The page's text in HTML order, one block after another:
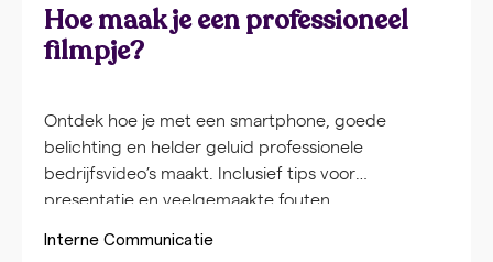
Hoe maak je een professioneel
filmpje?
Ontdek hoe je met een smartphone, goede
belichting en helder geluid professionele
bedrijfsvideo’s maakt. Inclusief tips voor
presentatie en veelgemaakte fouten.
Interne Communicatie